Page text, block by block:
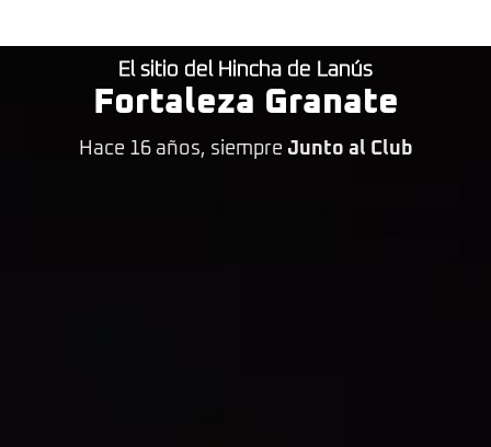
El sitio del Hincha de Lanús
Fortaleza Granate
Hace 16 años, siempre Junto al Club